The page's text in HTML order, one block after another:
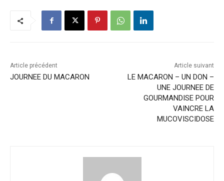
Article précédent
JOURNEE DU MACARON
Article suivant
LE MACARON – UN DON –
UNE JOURNEE DE
GOURMANDISE POUR
VAINCRE LA
MUCOVISCIDOSE